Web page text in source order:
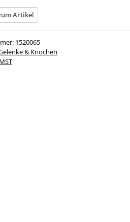
Artikel
1520065
& Knochen
MST